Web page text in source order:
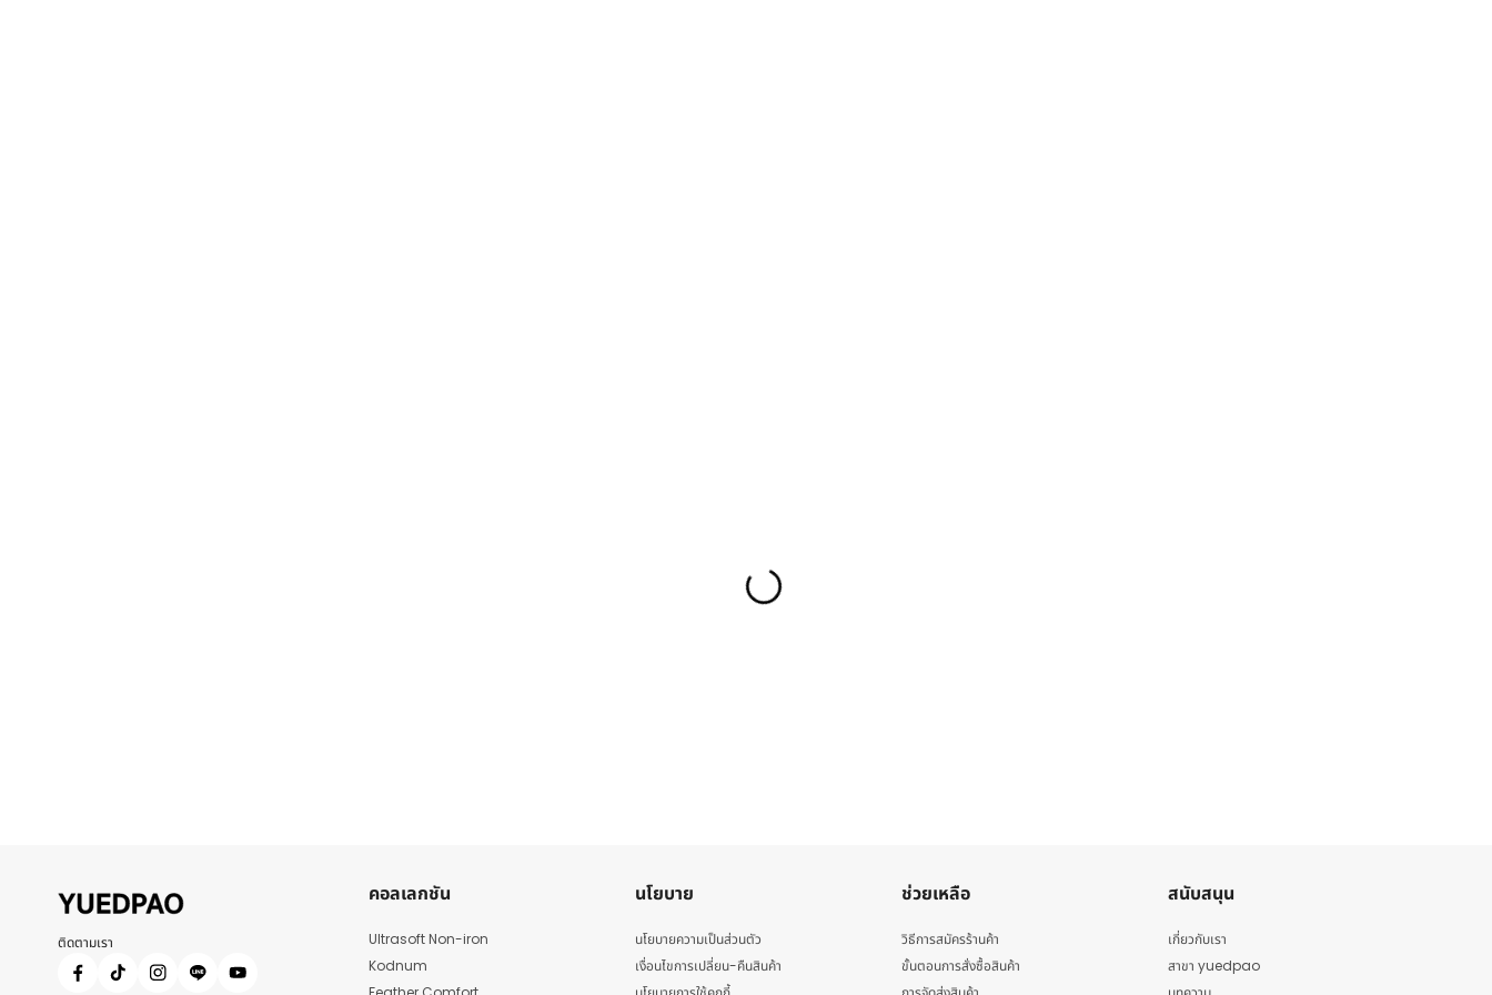
ติดตามเรา
คอลเลกชัน
Ultrasoft Non-iron
Kodnum
นโยบาย
นโยบายความเป็นส่วนตัว
เงื่อนไขการเปลี่ยน-คืนสินค้า
ช่วยเหลือ
วิธีการสมัครร้านค้า
ขั้นตอนการสั่งซื้อสินค้า
สนับสนุน
เกี่ยวกับเรา
สาขา yuedpao